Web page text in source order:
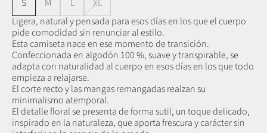
S M L
XL
Ligera, natural y pensada para esos días en los que el cuerpo
pide comodidad sin renunciar al estilo.
Esta camiseta nace en ese momento de transición.
Confeccionada en algodón 100 %, suave y transpirable, se
adapta con naturalidad al cuerpo en esos días en los que todo
empieza a relajarse.
El corte recto y las mangas remangadas realzan su
minimalismo atemporal.
El detalle floral se presenta de forma sutil, un toque delicado,
inspirado en la naturaleza, que aporta frescura y carácter sin